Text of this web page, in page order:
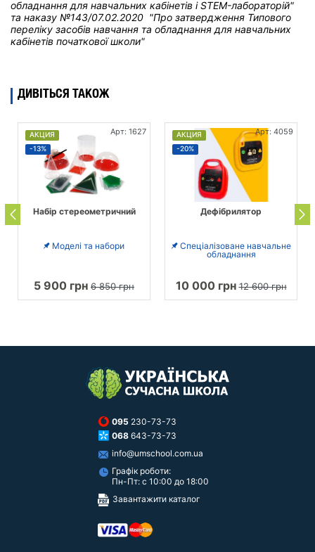
обладнання для навчальних кабінетів і STEM-лабораторій"
та наказу №143/07.02.2020 "Про затвердження Типового
переліку засобів навчання та обладнання для навчальних
кабінетів початкової школи"
ДИВІТЬСЯ ТАКОЖ
АКЦИЯ
-13%
Арт: 1627
Набір стереометричний
Моделі та набори
5 900 грн 6 850 грн
АКЦИЯ
-20%
Арт: 4059
Дефібрилятор
Спеціалізоване навчальне
обладнання
10 000 грн12 600 грн
095 230-73-73
068 643-73-73
info@umschool.com.ua
Графік роботи:
Пн-Пт: с 10:00 до 18:00
Завантажити каталог